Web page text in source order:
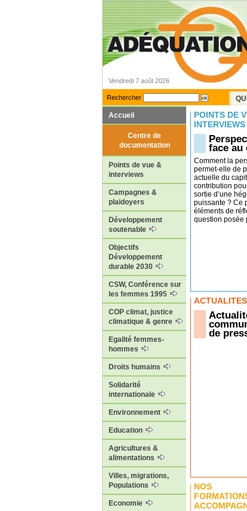
Vendredi 7 août 2026
Rechercher
Accueil
Centre de
documentation
Points de vue &
interviews
Campagnes &
plaidoyers
Développement
soutenable
Objectifs
Développement
durable 2030
CSW, Conférence sur
les femmes 1995
COP climat, justice
climatique & genre
Egalité femmes-
hommes
Droits humains
Solidarité
internationale
Environnement
Education
Agricultures &
alimentations
Villes, migrations,
Populations
Economie
POINTS DE
INTERVIEWS
face au
Comment la
permet-elle de
actuelle du
contribution
sortie d’une
puissante ? Ce
éléments de
question posée
ACTUALITÉS
de
NOS